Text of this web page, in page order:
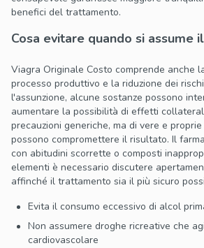
benefici del trattamento.
Cosa evitare quando si assume
Viagra Originale Costo comprende anche
processo produttivo e la riduzione dei
l'assunzione, alcune sostanze possono
aumentare la possibilità di effetti
precauzioni generiche, ma di vere e
possono compromettere il risultato. Il
con abitudini scorrette o composti
elementi è necessario discutere
affinché il trattamento sia il più sicuro
Evita il consumo eccessivo di alcol
Non assumere droghe ricreative che
cardiovascolare